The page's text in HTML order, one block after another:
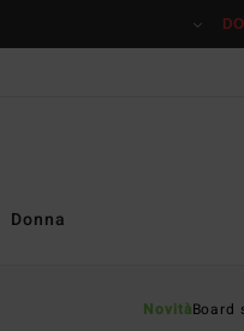
NovitàBoard
Donna